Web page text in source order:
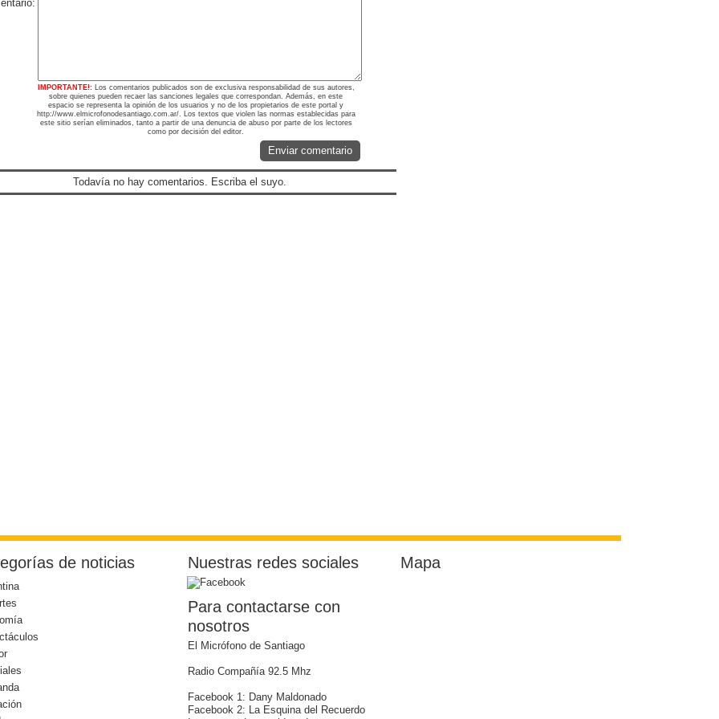
IMPORTANTE!: Los comentarios publicados son de exclusiva responsabilidad de sus autores,
sobre quienes pueden recaer las sanciones legales que correspondan. Además, en este
espacio se representa la opinión de los usuarios y no de los propietarios de este portal y
http://www.elmicrofonodesantiago.com.ar/. Los textos que violen las normas establecidas para
este sitio serían eliminados, tanto a partir de una denuncia de abuso por parte de los lectores
como por decisión del editor.
Enviar comentario
Todavía no hay comentarios. Escriba el suyo.
de noticias Nuestras redes sociales
Para contactarse con
nosotros
El Micrófono de Santiago
Radio Compañía 92.5 Mhz
Facebook 1: Dany Maldonado
Facebook 2: La Esquina del Recuerdo
Mapa